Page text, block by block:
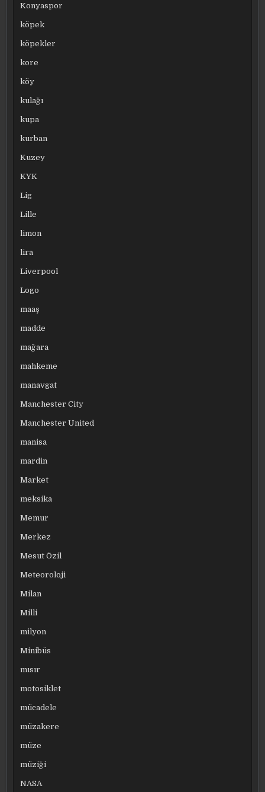
Konyaspor
köpek
köpekler
kore
köy
kulağı
kupa
kurban
Kuzey
KYK
Lig
Lille
limon
lira
Liverpool
Logo
maaş
madde
mağara
mahkeme
manavgat
Manchester City
Manchester United
manisa
mardin
Market
meksika
Memur
Merkez
Mesut Özil
Meteoroloji
Milan
Milli
milyon
Minibüs
mısır
motosiklet
mücadele
müzakere
müze
müziği
NASA